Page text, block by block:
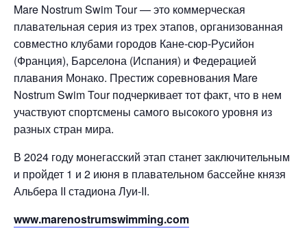
Mare Nostrum Swim Tour — это коммерческая
плавательная серия из трех этапов, организованная
совместно клубами городов Кане-сюр-Русийон
(Франция), Барселона (Испания) и Федерацией
плавания Монако. Престиж соревнования Mare
Nostrum Swim Tour подчеркивает тот факт, что в нем
участвуют спортсмены самого высокого уровня из
разных стран мира.
В 2024 году монегасский этап станет заключительным
и пройдет 1 и 2 июня в плавательном бассейне князя
Альбера II стадиона Луи-II.
www.marenostrumswimming.com